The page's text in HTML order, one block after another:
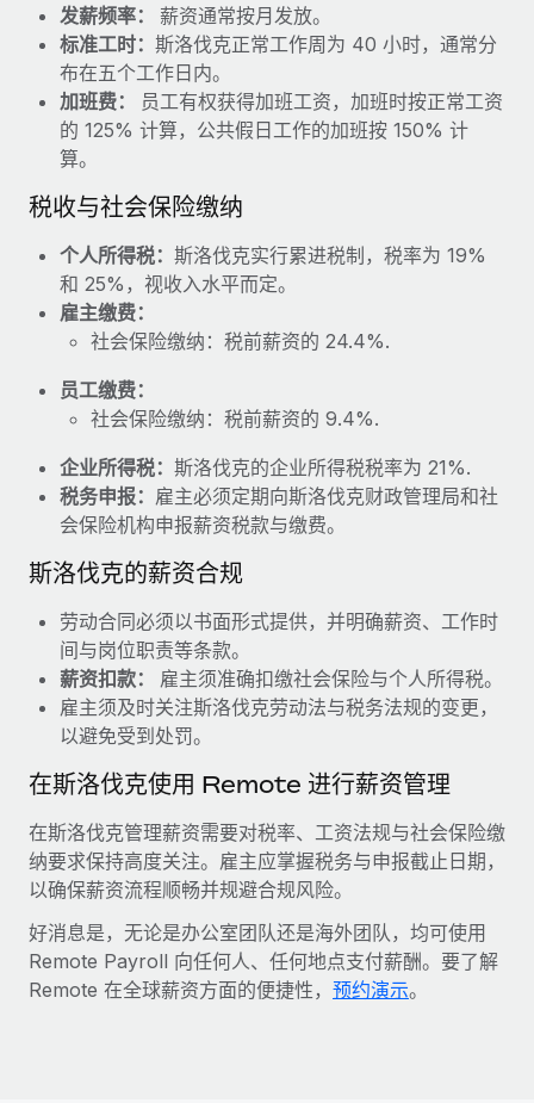
实体设立
快速建立合规实体
人员调配与搬迁
轻松搬迁员工
福利
As the global workforce continues to expand in response
to the demands of today’s labor market, the...
了解更多
actually looks like
Most teams hear "payroll implementation" and picture a
six-month project with a dedicated team....
了解更多
发薪频率： 薪资通常按月发放。
标准工时： 斯洛伐克正常工作周为 40 小时，通常分
布在五个工作日内。
加班费： 员工有权获得加班工资，加班时按正常工资
的 125% 计算，公共假日工作的加班按 150% 计
算。
税收与社会保险缴纳
个人所得税： 斯洛伐克实行累进税制，税率为 19%
和 25%，视收入水平而定。
雇主缴费：
社会保险缴纳：税前薪资的 24.4%.
员工缴费：
社会保险缴纳：税前薪资的 9.4%.
企业所得税： 斯洛伐克的企业所得税税率为 21%.
税务申报： 雇主必须定期向斯洛伐克财政管理局和社
会保险机构申报薪资税款与缴费。
斯洛伐克的薪资合规
劳动合同必须以书面形式提供，并明确薪资、工作时
间与岗位职责等条款。
薪资扣款： 雇主须准确扣缴社会保险与个人所得税。
雇主须及时关注斯洛伐克劳动法与税务法规的变更，
以避免受到处罚。
在斯洛伐克使用 Remote 进行薪资管理
在斯洛伐克管理薪资需要对税率、工资法规与社会保险缴
纳要求保持高度关注。雇主应掌握税务与申报截止日期，
以确保薪资流程顺畅并规避合规风险。
好消息是，无论是办公室团队还是海外团队，均可使用
Remote Payroll 向任何人、任何地点支付薪酬。要了解
Remote 在全球薪资方面的便捷性， 预约演示。